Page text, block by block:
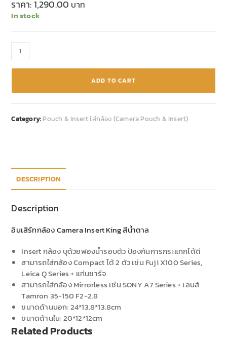
ราคา:1,290.00
In stock
ADD TO CART
Category: Pouch & Insert ใส่กล้อง (Camera Pouch & Insert)
DESCRIPTION
Description
อินเสิร์ทกล้อง Camera Insert King สีน้ำตาล
Insert กล้อง บุด้วยฟองน้ำรอบตัว ป้องกันการกระแทกได้ดี
สามารถใส่กล้อง Compact ได้ 2 ตัว เช่น Fuji X100 Series,
Leica Q Series + แท่นชาร์จ
สามารถใส่กล้อง Mirrorless เช่น SONY A7 Series + เลนส์
Tamron 35-150 F2-2.8
ขนาดด้านนอก: 24*13.8*13.8cm
ขนาดด้านใน: 20*12*12cm
Related Products